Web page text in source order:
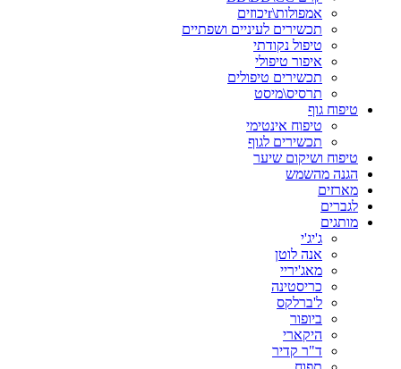
אמפולות\rיכוזים
תכשירים לעיניים ושפתיים
טיפול נקודתי
איפור טיפולי
תכשירים טיפולים
תרסיס\מיסט
טיפוח גוף
טיפוח אינטימי
תכשירים לגוף
טיפוח ושיקום שיער
הגנה מהשמש
מארזים
לגברים
מותגים
ג'יג'י
אנה לוטן
מאג'יריי
כריסטינה
ל'ברלקס
ביופור
היקארי
ד"ר קדיר